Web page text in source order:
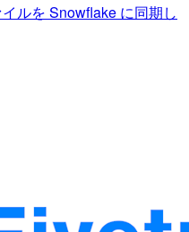
ルを Snowflake に同期し